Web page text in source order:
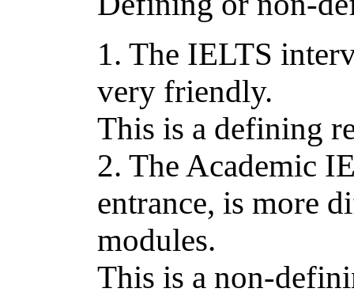
1. The IELTS
very friendly.
This is a defining
2. The Academic
entrance, is more
modules.
This is a non-